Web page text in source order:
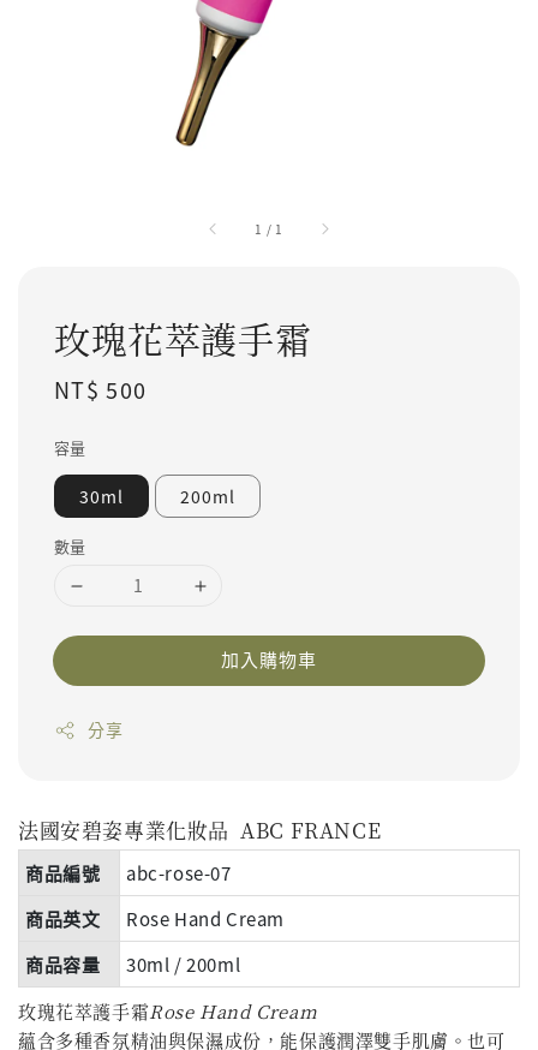
1 / 1
玫瑰花萃護手霜
Regular price
NT$ 500
容量
30ml 200ml
數量
加入購物車
分享
法國安碧姿專業化妝品 ABC FRANCE
商品編號
abc-rose-07
商品英文
Rose Hand Cream
商品容量
30ml / 200ml
玫瑰花萃護手霜Rose Hand Cream
蘊含多種香氛精油與保濕成份，能保護潤澤雙手肌膚。也可